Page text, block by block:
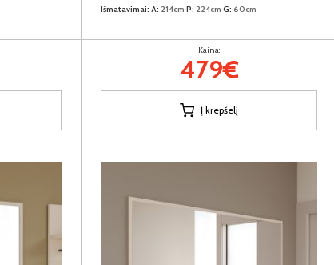
Išmatavimai: A: 214cm P: 224cm G: 60cm
Kaina:
479€
Į krepšelį